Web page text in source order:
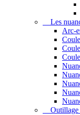
Les
Arc-
Outillage